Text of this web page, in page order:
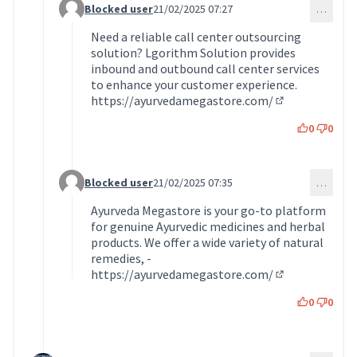
Commentaire 1608 (réponse au commentaire 1575)
Blocked user21/02/2025 07:27 …
Need a reliable call center outsourcing
solution? Lgorithm Solution provides
inbound and outbound call center services
to enhance your customer experience.
https://ayurvedamegastore.com/
0 0
Commentaire 1609 (réponse au commentaire 1575)
Blocked user21/02/2025 07:35 …
Ayurveda Megastore is your go-to platform
for genuine Ayurvedic medicines and herbal
products. We offer a wide variety of natural
remedies, -
https://ayurvedamegastore.com/
0 0